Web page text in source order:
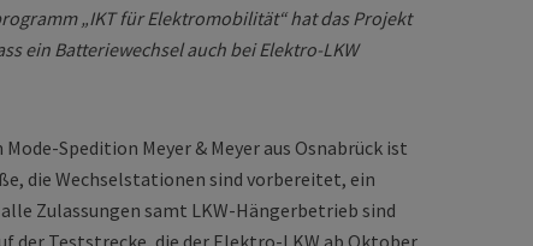
„IKT für Elektromobilität“ hat das Projekt
ein Batteriewechsel auch bei Elektro-LKW
Spedition Meyer & Meyer aus Osnabrück ist
die Wechselstationen sind vorbereitet, ein
Zulassungen samt LKW-Hängerbetrieb sind
der Teststrecke, die der Elektro-LKW ab Oktober